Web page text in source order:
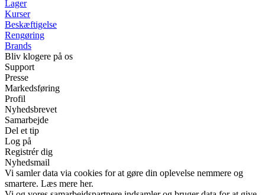
Lager
Kurser
Beskæftigelse
Rengøring
Brands
Bliv klogere på os
Support
Presse
Markedsføring
Profil
Nyhedsbrevet
Samarbejde
Del et tip
Log på
Registrér dig
Nyhedsmail
Vi samler data via cookies for at gøre din oplevelse nemmere og
smartere. Læs mere her.